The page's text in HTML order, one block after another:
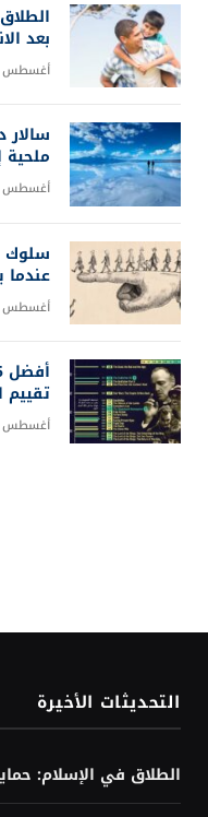
بعد
أغسطس 6, 2026
ملحية
أغسطس 5, 2026
سلوك
أغسطس 5, 2026
تقييم
أغسطس 3, 2026
التحديثات الأخيرة
الطلاق في الإسلام: